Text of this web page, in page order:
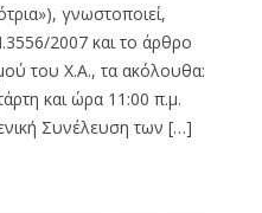
γνωστοποιεί,
2007 και το άρθρο
του Χ.Α., τα ακόλουθα:
και ώρα 11:00 π.μ.
Συνέλευση των […]